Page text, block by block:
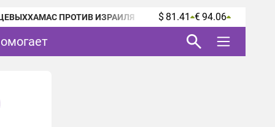
ХАМАС ПРОТИВ ИЗРАИЛЯ $ 81.41 € 94.06